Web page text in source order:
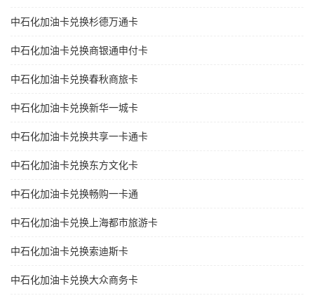
中石化加油卡兑换杉德万通卡
中石化加油卡兑换商银通申付卡
中石化加油卡兑换春秋商旅卡
中石化加油卡兑换新华一城卡
中石化加油卡兑换共享一卡通卡
中石化加油卡兑换东方文化卡
中石化加油卡兑换畅购一卡通
中石化加油卡兑换上海都市旅游卡
中石化加油卡兑换索迪斯卡
中石化加油卡兑换大众商务卡